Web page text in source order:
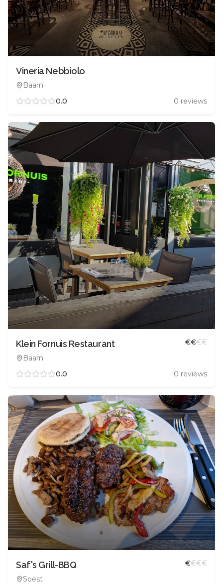
Vineria Nebbiolo
Baarn
0.0
0 reviews
Klein Fornuis Restaurant
Baarn
€€€€
0.0 0 reviews
Saf's Grill-BBQ
Soest
€€€€